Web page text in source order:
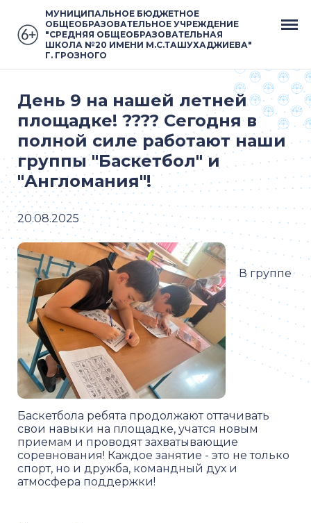
МУНИЦИПАЛЬНОЕ БЮДЖЕТНОЕ
ОБЩЕОБРАЗОВАТЕЛЬНОЕ УЧРЕЖДЕНИЕ
"СРЕДНЯЯ ОБЩЕОБРАЗОВАТЕЛЬНАЯ
ШКОЛА №20 ИМЕНИ М.С.ТАШУХАДЖИЕВА"
Г. ГРОЗНОГО
День 9 на нашей летней
площадке! ???? Сегодня в
полной силе работают наши
группы "Баскетбол" и
"Англомания"!
20.08.2025
В группе
Баскетбола ребята продолжают оттачивать
свои навыки на площадке, учатся новым
приемам и проводят захватывающие
соревнования! Каждое занятие - это не только
спорт, но и дружба, командный дух и
атмосфера поддержки!